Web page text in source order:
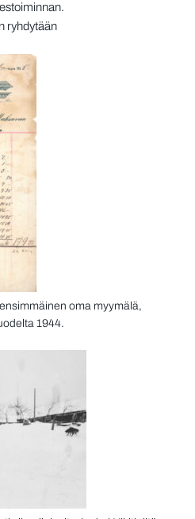
ryhdytään
oma myymälä,
1944.